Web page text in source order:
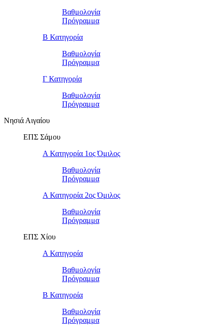
Βαθμολογία
Πρόγραμμα
Β Κατηγορία
Βαθμολογία
Πρόγραμμα
Γ Κατηγορία
Βαθμολογία
Πρόγραμμα
Νησιά Αιγαίου
ΕΠΣ Σάμου
Α Κατηγορία 1ος Όμιλος
Βαθμολογία
Πρόγραμμα
Α Κατηγορία 2ος Όμιλος
Βαθμολογία
Πρόγραμμα
ΕΠΣ Χίου
Α Κατηγορία
Βαθμολογία
Πρόγραμμα
Β Κατηγορία
Βαθμολογία
Πρόγραμμα